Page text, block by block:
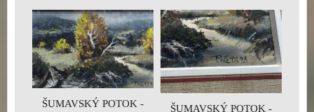
ŠUMAVSKÝ POTOK - ŠUMAVSKÝ POTOK -